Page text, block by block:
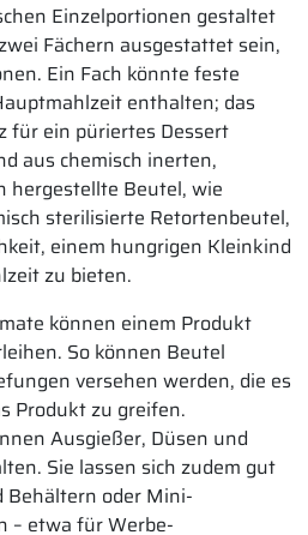
Einzelportionen gestaltet
Fächern ausgestattet sein,
Ein Fach könnte feste
enthalten; das
für ein püriertes Dessert
aus chemisch inerten,
hergestellte Beutel, wie
sterilisierte Retortenbeutel,
einem hungrigen Kleinkind
zu bieten.
können einem Produkt
So können Beutel
versehen werden, die es
Produkt zu greifen.
Ausgießer, Düsen und
Sie lassen sich zudem gut
Behältern oder Mini-
– etwa für Werbe-